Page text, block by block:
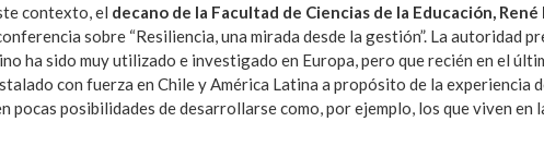
contexto, el decano de la Facultad de Ciencias de la Educación, René
sobre “Resiliencia, una mirada desde la gestión”. La autoridad
ha sido muy utilizado e investigado en Europa, pero que recién en el
con fuerza en Chile y América Latina a propósito de la experiencia
pocas posibilidades de desarrollarse como, por ejemplo, los que viven en